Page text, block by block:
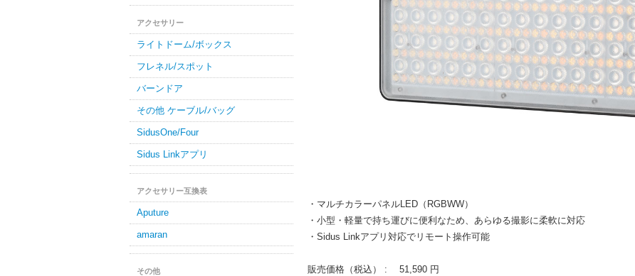
アクセサリー
ライトドーム/ボックス
フレネル/スポット
バーンドア
その他 ケーブル/バッグ
SidusOne/Four
Sidus Linkアプリ
アクセサリー互換表
Aputure
amaran
その他
・マルチカラーパネルLED（RGBWW）
・小型・軽量で持ち運びに便利なため、あらゆる撮影に柔軟に対応
・Sidus Linkアプリ対応でリモート操作可能
販売価格（税込） :
51,590 円